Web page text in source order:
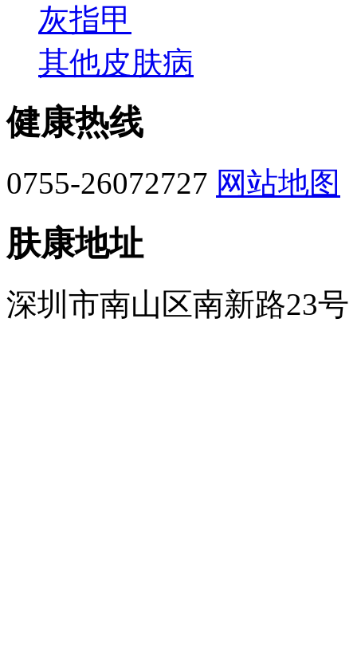
灰指甲
其他皮肤病
健康热线
0755-26072727 网站地图
肤康地址
深圳市南山区南新路23